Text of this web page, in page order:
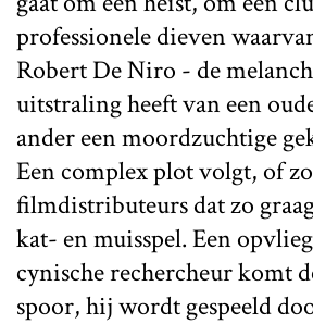
professionele dieven
Robert De Niro - de
uitstraling heeft van een
ander een moordzuchtige
Een complex plot volgt, of
filmdistributeurs dat zo
kat- en muisspel. Een
cynische rechercheur komt
spoor, hij wordt gespeeld